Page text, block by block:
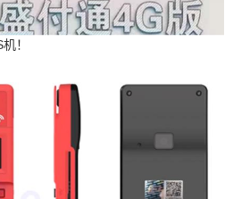
！